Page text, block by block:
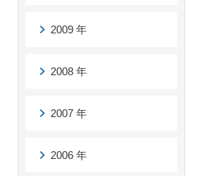
2009 年
2008 年
2007 年
2006 年